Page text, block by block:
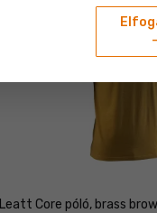
Leatt Core póló, brass